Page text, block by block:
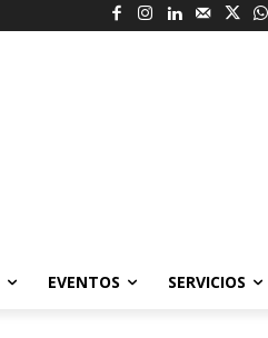
EVENTOS SERVICIOS